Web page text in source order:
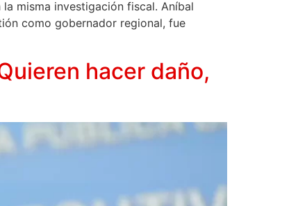
misma investigación fiscal. Aníbal
como gobernador regional, fue
hacer daño,